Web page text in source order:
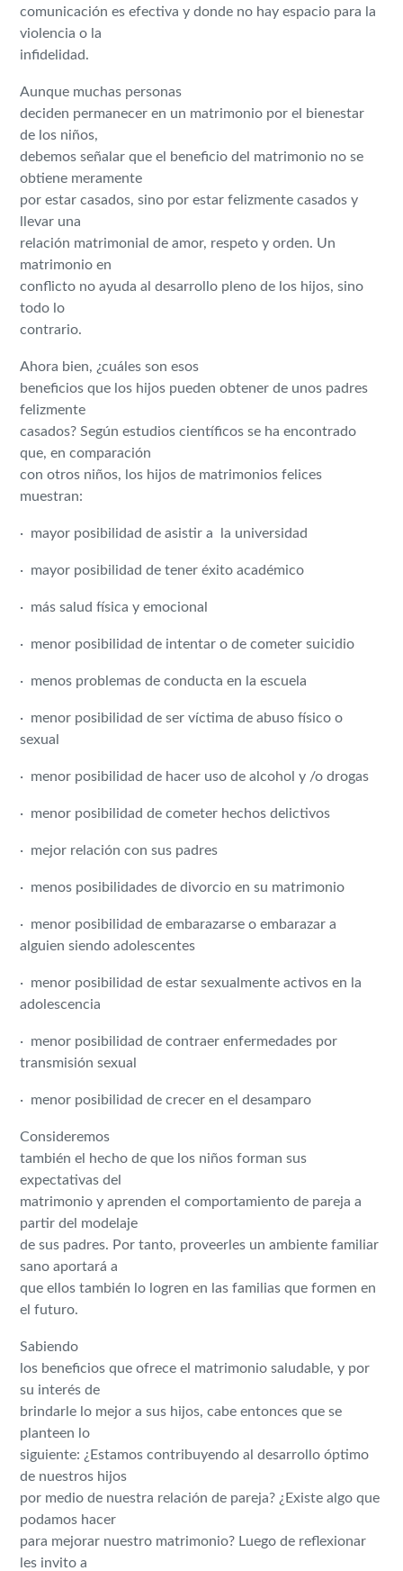
comunicación es efectiva y donde no hay espacio para la
violencia o la
infidelidad.
Aunque muchas personas
deciden permanecer en un matrimonio por el bienestar
de los niños,
debemos señalar que el beneficio del matrimonio no se
obtiene meramente
por estar casados, sino por estar felizmente casados y
llevar una
relación matrimonial de amor, respeto y orden. Un
matrimonio en
conflicto no ayuda al desarrollo pleno de los hijos, sino
todo lo
contrario.
Ahora bien, ¿cuáles son esos
beneficios que los hijos pueden obtener de unos padres
felizmente
casados? Según estudios científicos se ha encontrado
que, en comparación
con otros niños, los hijos de matrimonios felices
muestran:
· mayor posibilidad de asistir a la universidad
· mayor posibilidad de tener éxito académico
· más salud física y emocional
· menor posibilidad de intentar o de cometer suicidio
· menos problemas de conducta en la escuela
· menor posibilidad de ser víctima de abuso físico o
sexual
· menor posibilidad de hacer uso de alcohol y /o drogas
· menor posibilidad de cometer hechos delictivos
· mejor relación con sus padres
· menos posibilidades de divorcio en su matrimonio
· menor posibilidad de embarazarse o embarazar a
alguien siendo adolescentes
· menor posibilidad de estar sexualmente activos en la
adolescencia
· menor posibilidad de contraer enfermedades por
transmisión sexual
· menor posibilidad de crecer en el desamparo
Consideremos
también el hecho de que los niños forman sus
expectativas del
matrimonio y aprenden el comportamiento de pareja a
partir del modelaje
de sus padres. Por tanto, proveerles un ambiente familiar
sano aportará a
que ellos también lo logren en las familias que formen en
el futuro.
Sabiendo
los beneficios que ofrece el matrimonio saludable, y por
su interés de
brindarle lo mejor a sus hijos, cabe entonces que se
planteen lo
siguiente: ¿Estamos contribuyendo al desarrollo óptimo
de nuestros hijos
por medio de nuestra relación de pareja? ¿Existe algo que
podamos hacer
para mejorar nuestro matrimonio? Luego de reflexionar
les invito a